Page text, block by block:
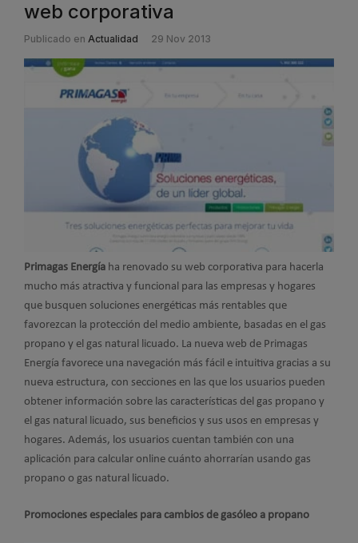
web corporativa
Publicado en Actualidad 29 Nov 2013
Primagas Energía ha renovado su web corporativa para hacerla
mucho más atractiva y funcional para las empresas y hogares
que busquen soluciones energéticas más rentables que
favorezcan la protección del medio ambiente, basadas en el gas
propano y el gas natural licuado. La nueva web de Primagas
Energía favorece una navegación más fácil e intuitiva gracias a su
nueva estructura, con secciones en las que los usuarios pueden
obtener información sobre las características del gas propano y
el gas natural licuado, sus beneficios y sus usos en empresas y
hogares. Además, los usuarios cuentan también con una
aplicación para calcular online cuánto ahorrarían usando gas
propano o gas natural licuado.
Promociones especiales para cambios de gasóleo a propano